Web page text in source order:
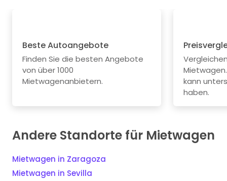
Beste Autoangebote
Finden Sie die besten Angebote
von über 1000
Mietwagenanbietern.
kann
haben.
Andere Standorte für Mietwagen
Mietwagen in Zaragoza
Mietwagen in Sevilla